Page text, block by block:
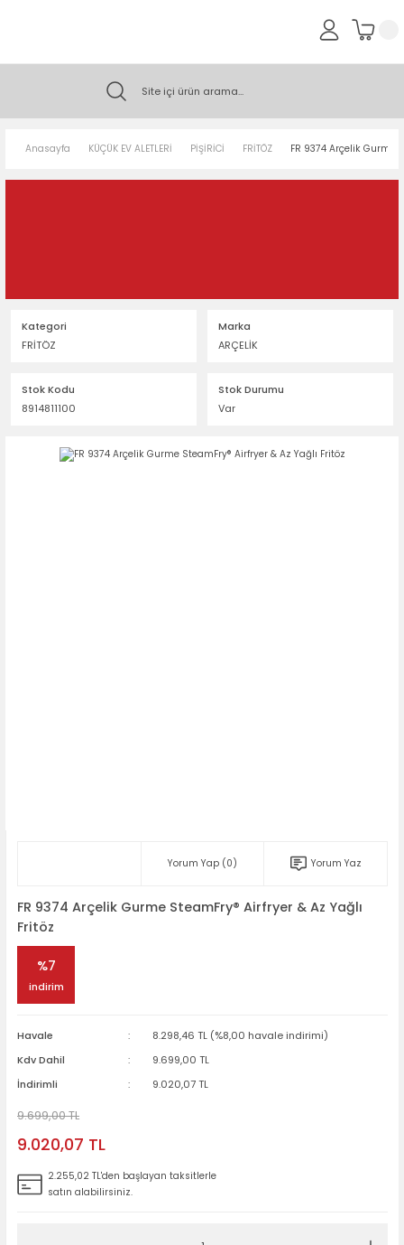
Anasayfa KÜÇÜK EV ALETLERİ PİŞİRİCİ FRİTÖZ FR 9374 Arçelik Gurme
Kategori
FRİTÖZ
Marka
ARÇELİK
Stok Kodu
8914811100
Stok Durumu
Var
Yorum Yap (0) Yorum Yaz
FR 9374 Arçelik Gurme SteamFry® Airfryer & Az Yağlı
Fritöz
%7
indirim
Havale
8.298,46 TL (%8,00 havale indirimi)
Kdv Dahil
9.699,00 TL
İndirimli
9.020,07 TL
9.699,00 TL
9.020,07 TL
2.255,02 TL'den başlayan taksitlerle
satın alabilirsiniz.